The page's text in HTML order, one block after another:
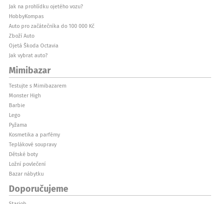
Jak na prohlídku ojetého vozu?
HobbyKompas
Auto pro začátečníka do 100 000 Kč
Zboží Auto
Ojetá Škoda Octavia
Jak vybrat auto?
Mimibazar
Testujte s Mimibazarem
Monster High
Barbie
Lego
Pyžama
Kosmetika a parfémy
Teplákové soupravy
Dětské boty
Ložní povlečení
Bazar nábytku
Doporučujeme